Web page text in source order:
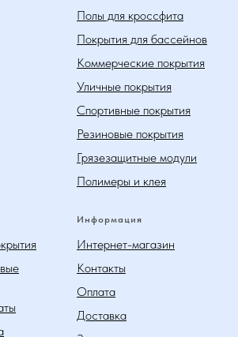
Полы для кроссфита
Покрытия для бассейнов
Коммерческие покрытия
Уличные покрытия
Спортивные покрытия
Резиновые покрытия
Грязезащитные модули
Полимеры и клея
Информация
Интернет-магазин
Контакты
Оплата
Доставка